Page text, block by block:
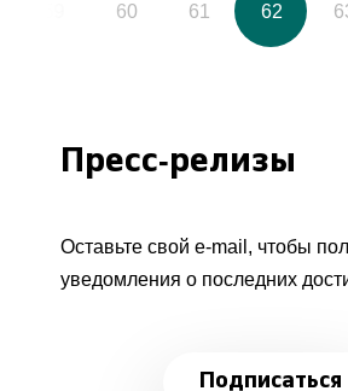
60 61 62
Пресс-релизы
Оставьте свой e-mail, чтобы
уведомления о последних
Подписаться